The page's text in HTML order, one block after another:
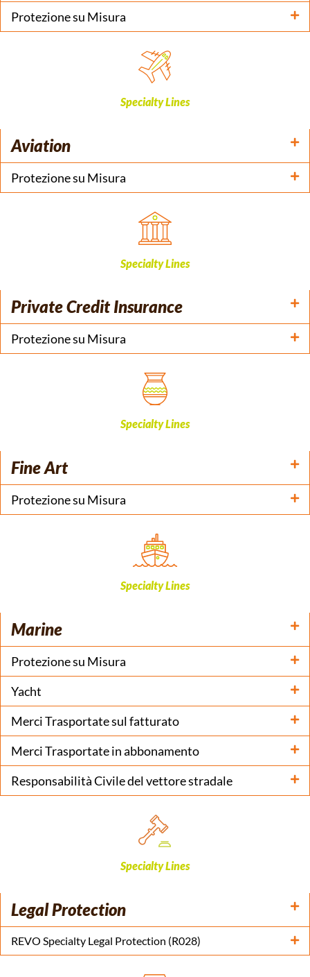
Protezione su Misura
Specialty Lines
Aviation
Protezione su Misura
Specialty Lines
Private Credit Insurance
Protezione su Misura
Specialty Lines
Fine Art
Protezione su Misura
Specialty Lines
Marine
Protezione su Misura
Yacht
Merci Trasportate sul fatturato
Merci Trasportate in abbonamento
Responsabilità Civile del vettore stradale
Specialty Lines
Legal Protection
REVO Specialty Legal Protection (R028)